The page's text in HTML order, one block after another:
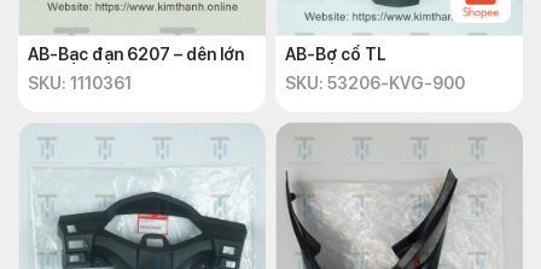
AB-Bạc đạn 6207 – dên lớn
SKU: 1110361
AB-Bợ cổ TL
SKU: 53206-KVG-900